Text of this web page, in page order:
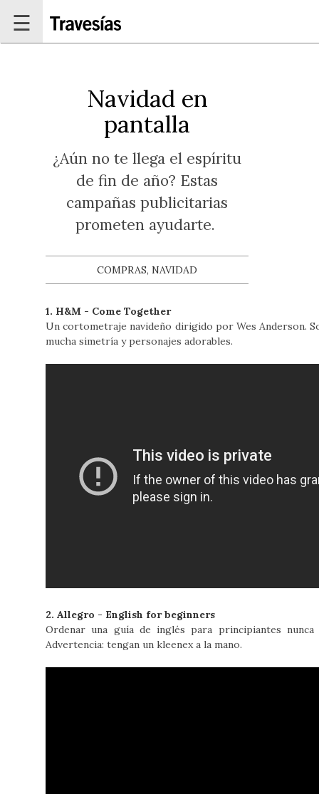
☰
Navidad en
pantalla
¿Aún no te llega el espíritu
de fin de año? Estas
campañas publicitarias
prometen ayudarte.
COMPRAS, NAVIDAD
1. H&M - Come Together
Un cortometraje navideño dirigido por Wes Anderson.
mucha simetría y personajes adorables.
2. Allegro - English for beginners
Ordenar una guía de inglés para principiantes
Advertencia: tengan un kleenex a la mano.